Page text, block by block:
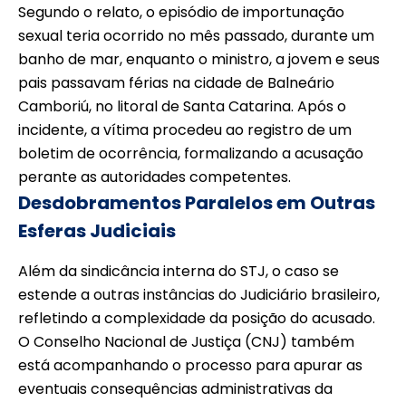
Segundo o relato, o episódio de importunação
sexual teria ocorrido no mês passado, durante um
banho de mar, enquanto o ministro, a jovem e seus
pais passavam férias na cidade de Balneário
Camboriú, no litoral de Santa Catarina. Após o
incidente, a vítima procedeu ao registro de um
boletim de ocorrência, formalizando a acusação
perante as autoridades competentes.
Desdobramentos Paralelos em Outras
Esferas Judiciais
Além da sindicância interna do STJ, o caso se
estende a outras instâncias do Judiciário brasileiro,
refletindo a complexidade da posição do acusado.
O Conselho Nacional de Justiça (CNJ) também
está acompanhando o processo para apurar as
eventuais consequências administrativas da